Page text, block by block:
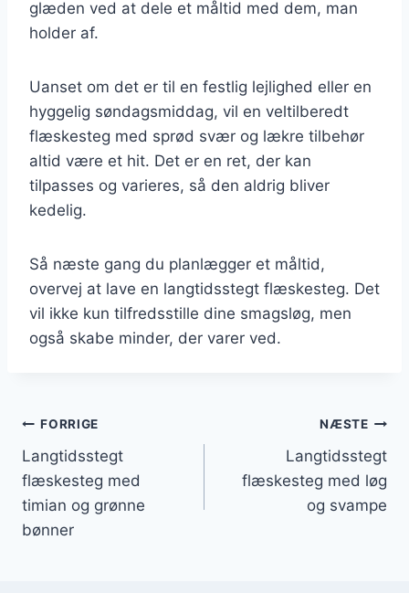
glæden ved at dele et måltid med dem, man
holder af.
Uanset om det er til en festlig lejlighed eller en
hyggelig søndagsmiddag, vil en veltilberedt
flæskesteg med sprød svær og lækre tilbehør
altid være et hit. Det er en ret, der kan
tilpasses og varieres, så den aldrig bliver
kedelig.
Så næste gang du planlægger et måltid,
overvej at lave en langtidsstegt flæskesteg. Det
vil ikke kun tilfredsstille dine smagsløg, men
også skabe minder, der varer ved.
Indlægsnavigation
FORRIGE
Langtidsstegt
flæskesteg med
timian og grønne
bønner
NÆSTE
Langtidsstegt
flæskesteg med løg
og svampe